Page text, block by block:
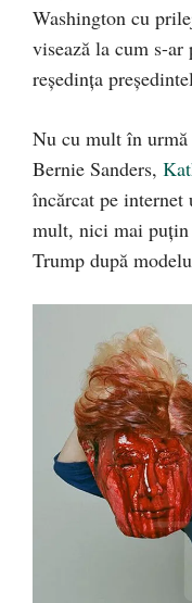
Washington cu
visează la cum s-ar
reședința
Nu cu mult în
Bernie Sanders,
încărcat pe
mult, nici mai
Trump după